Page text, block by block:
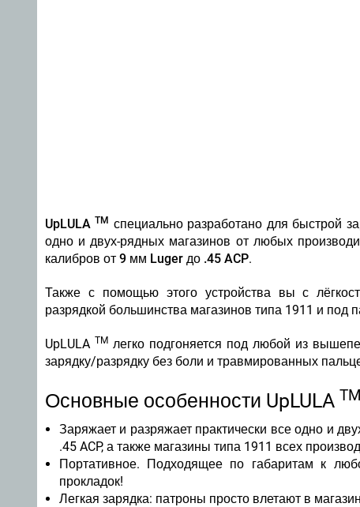
UpLULA TM специально разработано для быстрой
одно и двух-рядных магазинов от любых
калибров от 9 мм Luger до .45 ACP.
Также с помощью этого устройства вы с
разрядкой большинства магазинов типа 1911 и под
UpLULA TM легко подгоняется под любой из
зарядку/разрядку без боли и травмированных
Основные особенности UpLULA TM
Заряжает и разряжает практически все одно и
.45 ACP, а также магазины типа 1911 всех
Портативное. Подходящее по габаритам к
прокладок!
Легкая зарядка: патроны просто влетают в